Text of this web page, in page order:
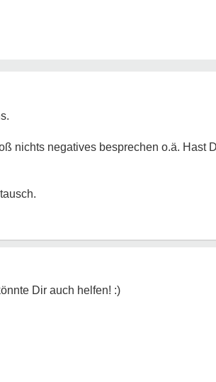
nichts negatives besprechen o.ä. Hast